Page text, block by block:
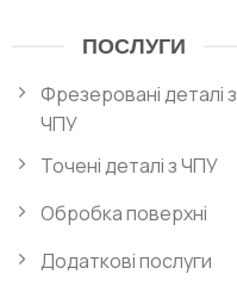
ПОСЛУГИ
Фрезеровані деталі з
ЧПУ
Точені деталі з ЧПУ
Обробка поверхні
Додаткові послуги